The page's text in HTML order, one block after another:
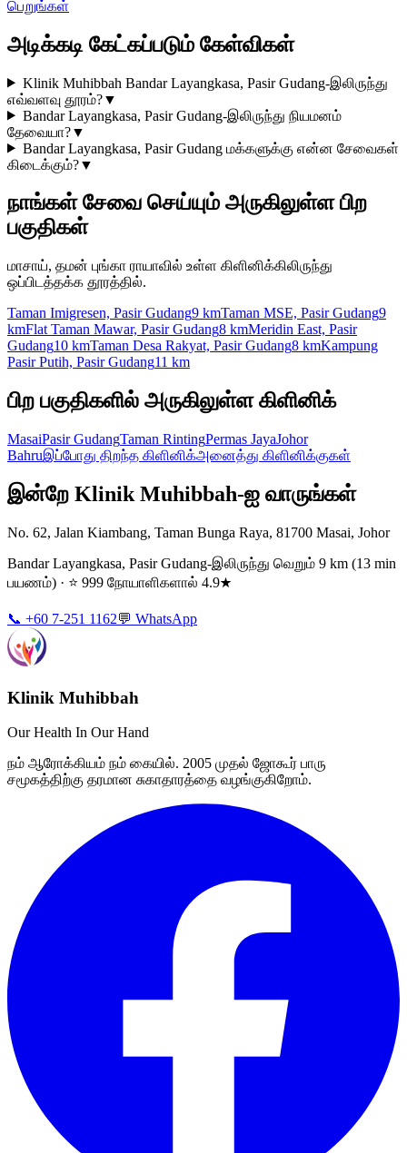
பெறுங்கள்
அடிக்கடி கேட்கப்படும் கேள்விகள்
Klinik Muhibbah Bandar Layangkasa, Pasir Gudang-இலிருந்து
எவ்வளவு தூரம்?▼
Bandar Layangkasa, Pasir Gudang-இலிருந்து நியமனம்
தேவையா?▼
Bandar Layangkasa, Pasir Gudang மக்களுக்கு என்ன சேவைகள்
கிடைக்கும்?▼
நாங்கள் சேவை செய்யும் அருகிலுள்ள பிற
பகுதிகள்
மாசாய், தமன் புங்கா ராயாவில் உள்ள கிளினிக்கிலிருந்து
ஒப்பிடத்தக்க தூரத்தில்.
Taman Imigresen, Pasir Gudang9 kmTaman MSE, Pasir Gudang9
kmFlat Taman Mawar, Pasir Gudang8 kmMeridin East, Pasir
Gudang10 kmTaman Desa Rakyat, Pasir Gudang8 kmKampung
Pasir Putih, Pasir Gudang11 km
பிற பகுதிகளில் அருகிலுள்ள கிளினிக்
MasaiPasir GudangTaman RintingPermas JayaJohor
Bahruஇப்போது திறந்த கிளினிக்அனைத்து கிளினிக்குகள்
இன்றே Klinik Muhibbah-ஐ வாருங்கள்
No. 62, Jalan Kiambang, Taman Bunga Raya, 81700 Masai, Johor
Bandar Layangkasa, Pasir Gudang-இலிருந்து வெறும் 9 km (13 min
பயணம்) · ⭐ 999 நோயாளிகளால் 4.9★
📞 +60 7-251 1162💬 WhatsApp
Klinik Muhibbah
Our Health In Our Hand
நம் ஆரோக்கியம் நம் கையில். 2005 முதல் ஜோகூர் பாரு
சமூகத்திற்கு தரமான சுகாதாரத்தை வழங்குகிறோம்.